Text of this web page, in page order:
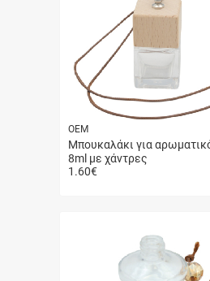
ΟΕΜ
Μπουκαλάκι για
8ml με χάντρες
1.60€